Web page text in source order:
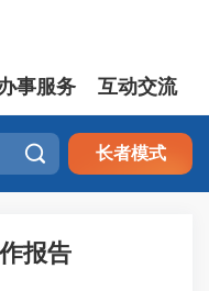
事服务 互动交流
 长者模式
报告